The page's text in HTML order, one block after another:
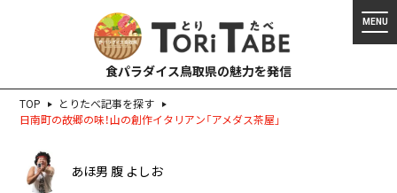
食パラダイス鳥取県の魅力を発信
TOP
とりたべ記事を探す
日南町の故郷の味！山の創作イタリアン「アメダス茶屋」
あほ男 腹 よしお